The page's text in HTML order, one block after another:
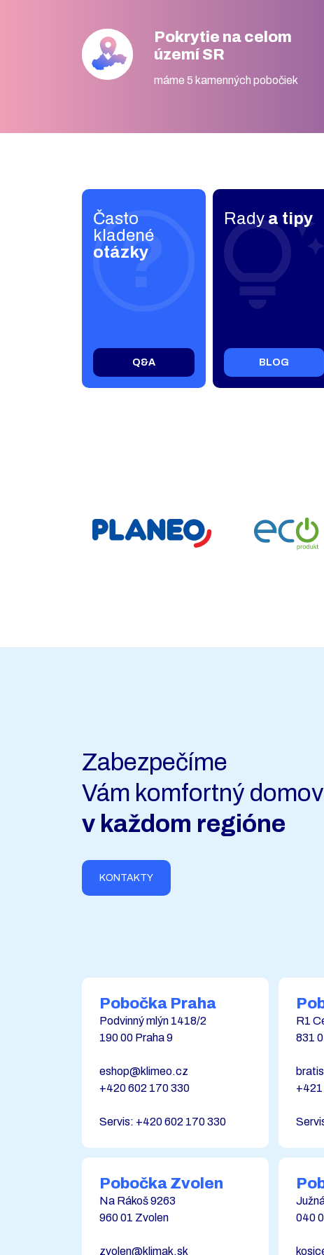
Pokrytie na celom
území SR
máme 5 kamenných pobočiek
Často
kladené
otázky
Q&A
Radya tipy
BLOG
Zabezpečíme
Vám komfortný domov
v každom regióne
KONTAKTY
Pobočka Praha
Podvinný mlýn 1418/2
190 00 Praha 9
eshop@klimeo.cz
+420 602 170 330
Servis: +420 602 170 330
R1
831
+421
Pobočka Zvolen
Na Rákoš 9263
960 01 Zvolen
zvolen@klimak.sk
040